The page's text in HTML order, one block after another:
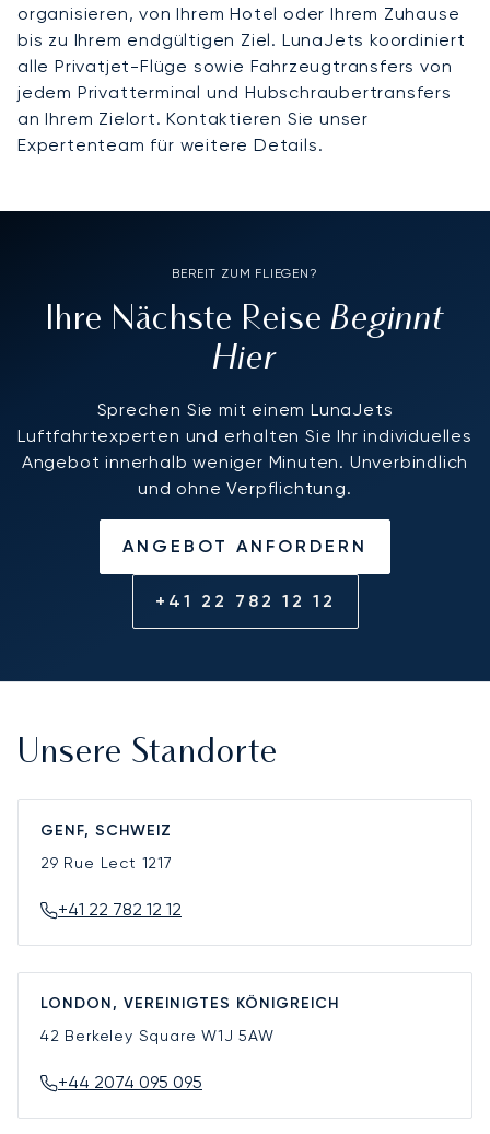
organisieren, von Ihrem Hotel oder Ihrem Zuhause
bis zu Ihrem endgültigen Ziel. LunaJets koordiniert
alle Privatjet-Flüge sowie Fahrzeugtransfers von
jedem Privatterminal und Hubschraubertransfers
an Ihrem Zielort. Kontaktieren Sie unser
Expertenteam für weitere Details.
BEREIT ZUM FLIEGEN?
Ihre Nächste ReiseBeginnt
Hier
Sprechen Sie mit einem LunaJets
Luftfahrtexperten und erhalten Sie Ihr individuelles
Angebot innerhalb weniger Minuten. Unverbindlich
und ohne Verpflichtung.
ANGEBOT ANFORDERN
+41 22 782 12 12
Unsere Standorte
GENF, SCHWEIZ
29 Rue Lect 1217
+41 22 782 12 12
LONDON, VEREINIGTES KÖNIGREICH
42 Berkeley SquareW1J 5AW
+44 2074 095 095